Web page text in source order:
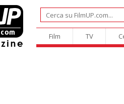
Film TV